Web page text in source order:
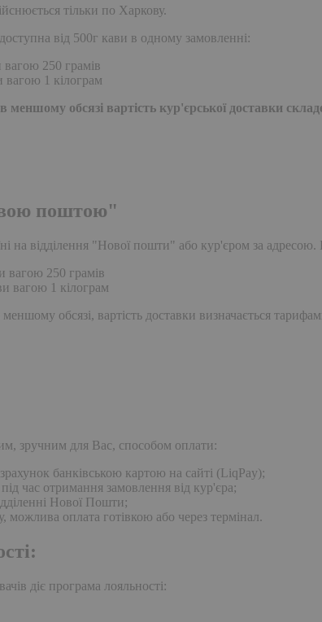
тільки по Харкову.
від 500г кави в одному замовленні:
вагою 250 грамів
вагою 1 кілограм
меншому обсязі вартість кур'єрської доставки
поштою"
на відділення "Нової пошти" або кур'єром за
вагою 250 грамів
вагою 1 кілограм
обсязі, вартість доставки визначається
зручним для Вас, способом оплати:
банківською картою на сайті (LiqPay);
час отримання замовлення від кур'єра;
Нової Пошти;
можлива оплата готівкою або через термінал.
діє програма лояльності: